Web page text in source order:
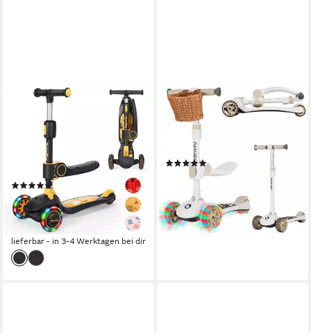
BREMTOY
Dreiradscooter Kinderroller
Tretroller Faltbar Scooter 1-8
max. Benutzergewicht
46,99 € UVP75,99 €
(0,47 €/ 1 Stk)
-38%
lieferbar - in 3-4 Werktagen bei dir
LIONELO
Dreiradscooter FRANKY
2,90 kg
(16)
54,99 € 69,99 €
lieferbar - in 2-3 Werktagen bei dir